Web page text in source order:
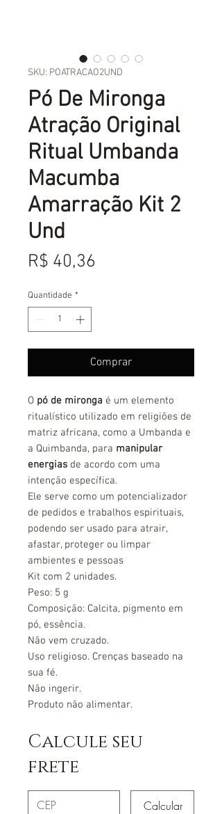
SKU: POATRACAO2UND
Pó De Mironga
Atração Original
Ritual Umbanda
Macumba
Amarração Kit 2
Und
R$ 40,36
Quantidade *
Comprar
O pó de mironga é um elemento
ritualístico utilizado em religiões de
matriz africana, como a Umbanda e
a Quimbanda, para manipular
energias de acordo com uma
intenção específica.
Ele serve como um potencializador
de pedidos e trabalhos espirituais,
podendo ser usado para atrair,
afastar, proteger ou limpar
ambientes e pessoas
Kit com 2 unidades.
Peso: 5 g
Composição: Calcita, pigmento em
pó, essência.
Não vem cruzado.
Uso religioso. Crenças baseado na
sua fé.
Não ingerir.
Produto não alimentar.
Calcule seu
frete
Calcular